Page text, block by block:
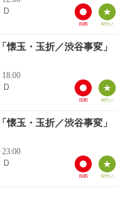
懐玉・玉折／渋谷事変」
18:00
懐玉・玉折／渋谷事変」
23:00